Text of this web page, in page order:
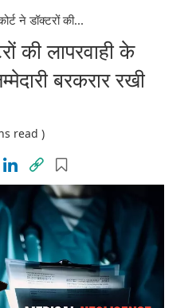
ने डॉक्टरों की...
की लापरवाही के
बरकरार रखी
read )